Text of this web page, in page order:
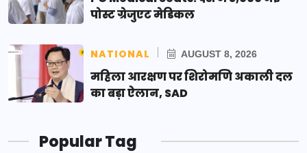
पोस्ट ग्रेजुएट मेडिकल
NATIONAL AUGUST 8, 2026
महिला आरक्षण पर शिरोमणि अकाली दल
का बड़ा ऐलान, SAD
Popular Tag